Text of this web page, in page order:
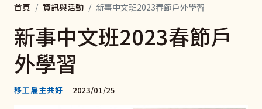
首頁 資訊與活動 新事中文班2023春節戶外學習
新事中文班2023春節戶
外學習
移工雇主共好 2023/01/25